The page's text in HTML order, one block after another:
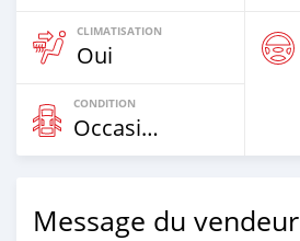
CLIMATISATION
Oui
CONDITION
Occasion
Message du vendeur